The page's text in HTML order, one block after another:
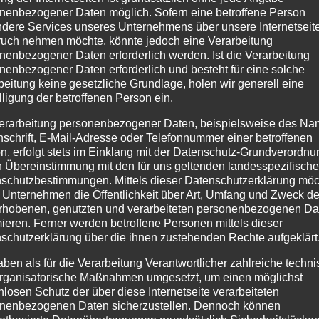
ganz schnell vergesst.
Besuch imHeimatmuseum Oberstdorf . Dort erfahrt Ihr,
lehrreich und genau das Richtige, wenn die Berge
könnt Ihr stöbern, staunen und vielleicht sogar ein
Weg in dieFußgängerzone von Oberstdorf. Dort
Spezialitätenläden auf Euch. Ein Stück würziger
Souvenir heben garantiert die Laune – und passen auch
Daten möglich. Sofern eine betroffene Person
Services unseres Unternehmens über unsere
nehmen möchte, könnte jedoch eine Verarbeitung
Daten erforderlich werden. Ist die Verarbeitung
Daten erforderlich und besteht für eine solche
keine gesetzliche Grundlage, holen wir generell eine
der betroffenen Person ein.
personenbezogener Daten, beispielsweise des
E-Mail-Adresse oder Telefonnummer einer betroffenen
erfolgt stets im Einklang mit der Datenschutz-
Übereinstimmung mit den für uns geltenden
Mittels dieser Datenschutzerklärung
Unternehmen die Öffentlichkeit über Art, Umfang und Zweck
genutzten und verarbeiteten personenbezogenen
Ferner werden betroffene Personen mittels dieser
über die ihnen zustehenden Rechte
als für die Verarbeitung Verantwortlicher zahlreiche
Maßnahmen umgesetzt, um einen möglichst
Schutz der über diese Internetseite verarbeiteten
Daten sicherzustellen. Dennoch können